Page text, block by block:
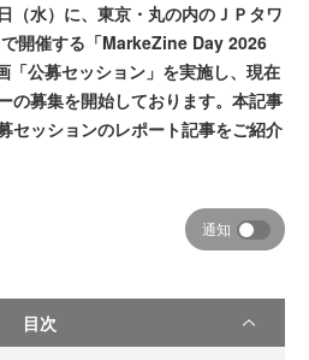
（水）に、東京・丸の内のＪＰタワ
開催する「MarkeZine Day 2026
公募セッション」を実施し、現在
の募集を開始しております。本記事
セッションのレポート記事をご紹介
通知
目次